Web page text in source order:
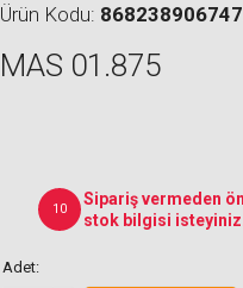
Ürün Kodu:
MAS 01.875
10
Sipariş vermeden
stok bilgisi
Adet: